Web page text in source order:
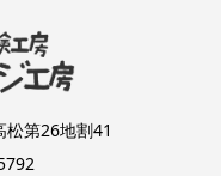
第26地割41